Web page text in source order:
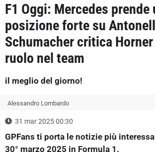
F1 Oggi: Mercedes prende
posizione forte su
Schumacher critica
ruolo nel team
il meglio del giorno!
Alessandro Lombardo
31 mar 2025 00:30
GPFans ti porta le notizie più
30° marzo 2025 in Formula 1.